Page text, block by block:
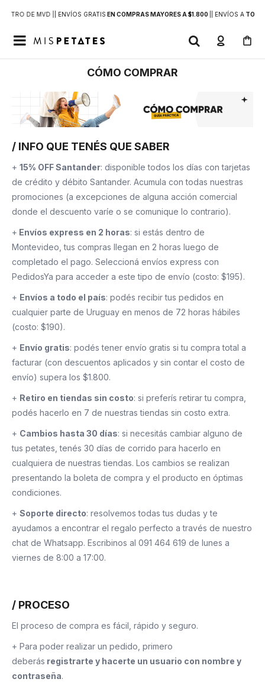
DE MVD | | ENVÍOS GRATIS EN COMPRAS MAYORES A $1.800 | ENVÍOS ATODO

CÓMO COMPRAR
/ INFO QUE TENÉS QUE SABER
+ 15% OFF Santander: disponible todos los días con tarjetas
de crédito y débito Santander. Acumula con todas nuestras
promociones (a excepciones de alguna acción comercial
donde el descuento varíe o se comunique lo contrario).
+ Envíos express en 2 horas: si estás dentro de
Montevideo, tus compras llegan en 2 horas luego de
completado el pago. Seleccioná envíos express con
PedidosYa para acceder a este tipo de envío (costo: $195).
+ Envíos a todo el país: podés recibir tus pedidos en
cualquier parte de Uruguay en menos de 72 horas hábiles
(costo: $190).
+ Envío gratis: podés tener envío gratis si tu compra total a
facturar (con descuentos aplicados y sin contar el costo de
envío) supera los $1.800.
+ Retiro en tiendas sin costo: si preferís retirar tu compra,
podés hacerlo en 7 de nuestras tiendas sin costo extra.
+ Cambios hasta 30 días: si necesitás cambiar alguno de
tus petates, tenés 30 días de corrido para hacerlo en
cualquiera de nuestras tiendas. Los cambios se realizan
presentando la boleta de compra y el producto en óptimas
condiciones.
+ Soporte directo: resolvemos todas tus dudas y te
ayudamos a encontrar el regalo perfecto a través de nuestro
chat de Whatsapp. Escribinos al 091 464 619 de lunes a
viernes de 8:00 a 17:00.
/ PROCESO
El proceso de compra es fácil, rápido y seguro.
+ Para poder realizar un pedido, primero
deberás registrarte y hacerte un usuario con nombre y
contraseña.